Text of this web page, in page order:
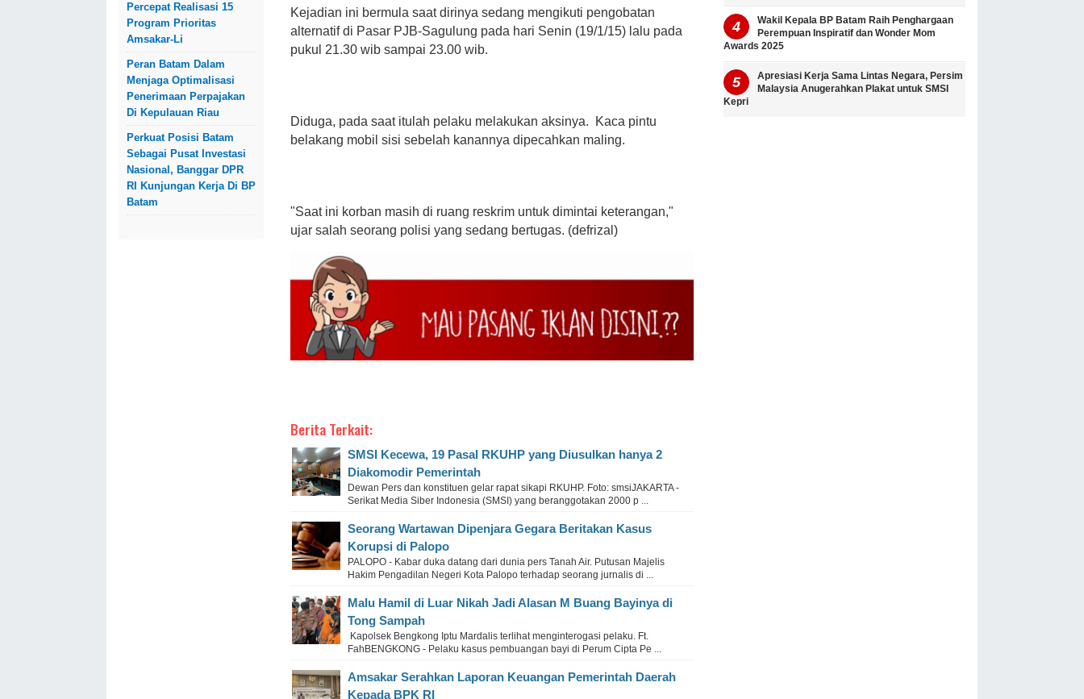
Percepat Realisasi 15
Program Prioritas
Amsakar-Li
Peran Batam Dalam
Menjaga Optimalisasi
Penerimaan Perpajakan
Di Kepulauan Riau
Perkuat Posisi Batam
Sebagai Pusat Investasi
Nasional, Banggar DPR
RI Kunjungan Kerja Di BP
Batam
Kejadian ini bermula saat dirinya sedang mengikuti pengobatan
alternatif di Pasar PJB-Sagulung pada hari Senin (19/1/15) lalu pada
pukul 21.30 wib sampai 23.00 wib.
Diduga, pada saat itulah pelaku melakukan aksinya. Kaca pintu
belakang mobil sisi sebelah kanannya dipecahkan maling.
"Saat ini korban masih di ruang reskrim untuk dimintai keterangan,"
ujar salah seorang polisi yang sedang bertugas. (defrizal)
Berita Terkait:
SMSI Kecewa, 19 Pasal RKUHP yang Diusulkan hanya 2
Diakomodir Pemerintah
Dewan Pers dan konstituen gelar rapat sikapi RKUHP. Foto: smsiJAKARTA -
Serikat Media Siber Indonesia (SMSI) yang beranggotakan 2000 p ...
Seorang Wartawan Dipenjara Gegara Beritakan Kasus
Korupsi di Palopo
PALOPO - Kabar duka datang dari dunia pers Tanah Air. Putusan Majelis
Hakim Pengadilan Negeri Kota Palopo terhadap seorang jurnalis di ...
Malu Hamil di Luar Nikah Jadi Alasan M Buang Bayinya di
Tong Sampah
Kapolsek Bengkong Iptu Mardalis terlihat menginterogasi pelaku. Ft.
FahBENGKONG - Pelaku kasus pembuangan bayi di Perum Cipta Pe ...
Amsakar Serahkan Laporan Keuangan Pemerintah Daerah
Kepada BPK RI
Wakil Kepala BP Batam Raih Penghargaan
Perempuan Inspiratif dan Wonder Mom
Awards 2025
Apresiasi Kerja Sama Lintas Negara, Persim
Malaysia Anugerahkan Plakat untuk SMSI
Kepri